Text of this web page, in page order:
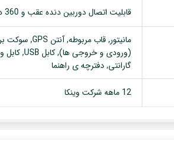
قابلیت اتصال دوربین دنده عقب و 360 درجه
گارانتی, دفترچه ی راهنما
12 ماهه شرکت وینکا